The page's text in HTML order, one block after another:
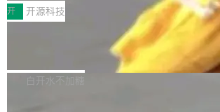
括 epoll（围绕 kqueue 实现）、POSIX 消息队
列、...
营、到IAA游戏的“买变一体”正循环、再到联运
广告协同的全链路经营闭环，以及面向全球市场
的出海增长布局。 华为终端云业务商业化销售负
责人在开场致辞中表示，游戏开发者的核心诉求
已不再是“多一个投放渠道”，而是一套能够持续
列主板阵容迎来新成员——B850 AORUS
X3D。作为面向主流高性能平台打造的全新主板
产品，B850 AORUS ELITE X3D延续技嘉在X3
D平台优化上的技术积累，旨在为游戏玩家带来
更稳定、更高效的装机选择。 B850 AORUS
开 开源科技
Zadig v5.0 发布：AI 发布专员与 AI 审
我们团队这几天最大的卡点不是 AI 写得不够
好，是 AI 写得太好了。 好到审查排期从两天的
白开水不加糖